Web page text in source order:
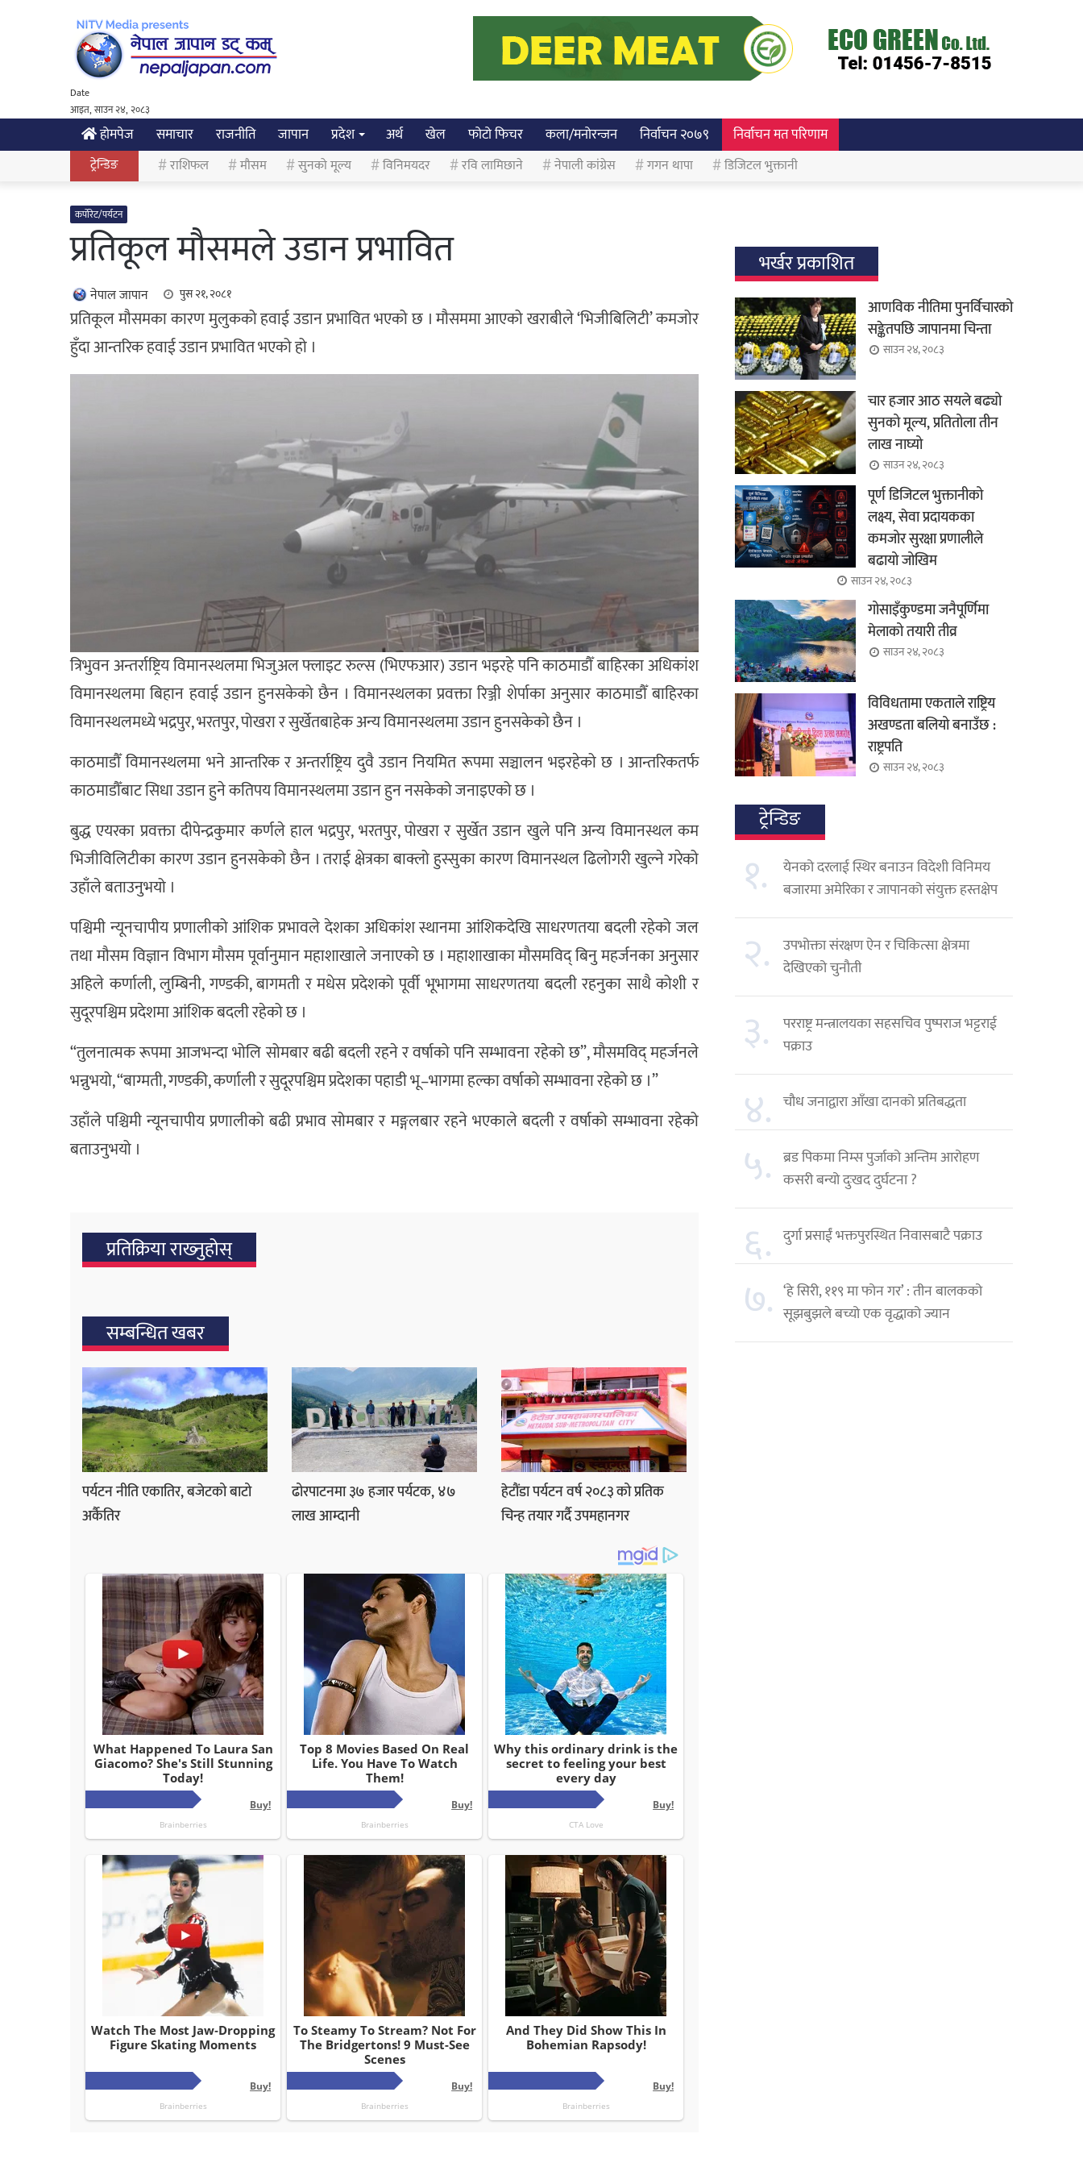
Date
आइत, साउन २४, २०८३
होमपेज समाचार राजनीति जापान प्रदेश अर्थ खेल फोटो फिचर कला/मनोरन्जन निर्वाचन २०७९ निर्वाचन मत परिणाम
ट्रेन्डिङ राशिफल मौसम सुनको मूल्य विनिमयदर रवि लामिछाने नेपाली कांग्रेस गगन थापा डिजिटल भुक्तानी
कर्पोरेट/पर्यटन
प्रतिकूल मौसमले उडान प्रभावित
नेपाल जापान पुस २१, २०८१
प्रतिकूल मौसमका कारण मुलुकको हवाई उडान प्रभावित भएको छ । मौसममा आएको खराबीले ‘भिजीबिलिटी’ कमजोर
हुँदा आन्तरिक हवाई उडान प्रभावित भएको हो ।
त्रिभुवन अन्तर्राष्ट्रिय विमानस्थलमा भिजुअल फ्लाइट रुल्स (भिएफआर) उडान भइरहे पनि काठमाडौँ बाहिरका अधिकांश
विमानस्थलमा बिहान हवाई उडान हुनसकेको छैन । विमानस्थलका प्रवक्ता रिञ्जी शेर्पाका अनुसार काठमाडौँ बाहिरका
विमानस्थलमध्ये भद्रपुर, भरतपुर, पोखरा र सुर्खेतबाहेक अन्य विमानस्थलमा उडान हुनसकेको छैन ।
काठमाडौँ विमानस्थलमा भने आन्तरिक र अन्तर्राष्ट्रिय दुवै उडान नियमित रूपमा सञ्चालन भइरहेको छ । आन्तरिकतर्फ
काठमाडौँबाट सिधा उडान हुने कतिपय विमानस्थलमा उडान हुन नसकेको जनाइएको छ ।
बुद्ध एयरका प्रवक्ता दीपेन्द्रकुमार कर्णले हाल भद्रपुर, भरतपुर, पोखरा र सुर्खेत उडान खुले पनि अन्य विमानस्थल कम
भिजीविलिटीका कारण उडान हुनसकेको छैन । तराई क्षेत्रका बाक्लो हुस्सुका कारण विमानस्थल ढिलोगरी खुल्ने गरेको
उहाँले बताउनुभयो ।
पश्चिमी न्यूनचापीय प्रणालीको आंशिक प्रभावले देशका अधिकांश स्थानमा आंशिकदेखि साधरणतया बदली रहेको जल
तथा मौसम विज्ञान विभाग मौसम पूर्वानुमान महाशाखाले जनाएको छ । महाशाखाका मौसमविद् बिनु महर्जनका अनुसार
अहिले कर्णाली, लुम्बिनी, गण्डकी, बागमती र मधेस प्रदेशको पूर्वी भूभागमा साधरणतया बदली रहनुका साथै कोशी र
सुदूरपश्चिम प्रदेशमा आंशिक बदली रहेको छ ।
“तुलनात्मक रूपमा आजभन्दा भोलि सोमबार बढी बदली रहने र वर्षाको पनि सम्भावना रहेको छ”, मौसमविद् महर्जनले
भन्नुभयो, “बाग्मती, गण्डकी, कर्णाली र सुदूरपश्चिम प्रदेशका पहाडी भू–भागमा हल्का वर्षाको सम्भावना रहेको छ ।”
उहाँले पश्चिमी न्यूनचापीय प्रणालीको बढी प्रभाव सोमबार र मङ्गलबार रहने भएकाले बदली र वर्षाको सम्भावना रहेको
बताउनुभयो ।
प्रतिक्रिया राख्‍नुहोस्
सम्बन्धित खबर
पर्यटन नीति एकातिर, बजेटको बाटो
अर्कैतिर
ढोरपाटनमा ३७ हजार पर्यटक, ४७
लाख आम्दानी
हेटौंडा पर्यटन वर्ष २०८३ को प्रतिक
चिन्ह तयार गर्दै उपमहानगर
भर्खर प्रकाशित
आणविक नीतिमा पुनर्विचारको
सङ्केतपछि जापानमा चिन्ता
साउन २४, २०८३
चार हजार आठ सयले बढ्यो
सुनको मूल्य, प्रतितोला तीन
लाख नाघ्यो
साउन २४, २०८३
पूर्ण डिजिटल भुक्तानीको
लक्ष्य, सेवा प्रदायकका
कमजोर सुरक्षा प्रणालीले
बढायो जोखिम
साउन २४, २०८३
गोसाइँकुण्डमा जनैपूर्णिमा
मेलाको तयारी तीव्र
साउन २४, २०८३
विविधतामा एकताले राष्ट्रिय
अखण्डता बलियो बनाउँछ :
राष्ट्रपति
साउन २४, २०८३
ट्रेन्डिङ
१.
येनको दरलाई स्थिर बनाउन विदेशी विनिमय
बजारमा अमेरिका र जापानको संयुक्त हस्तक्षेप
२.
उपभोक्ता संरक्षण ऐन र चिकित्सा क्षेत्रमा
देखिएको चुनौती
३.
परराष्ट्र मन्त्रालयका सहसचिव पुष्पराज भट्टराई
पक्राउ
४. चौध जनाद्वारा आँखा दानको प्रतिबद्धता
५. ब्रड पिकमा निम्स पुर्जाको अन्तिम आरोहण
कसरी बन्यो दुःखद दुर्घटना ?
६. दुर्गा प्रसाईं भक्तपुरस्थित निवासबाटै पक्राउ
७. ‘हे सिरी, ११९ मा फोन गर’ : तीन बालकको
सूझबुझले बच्यो एक वृद्धाको ज्यान